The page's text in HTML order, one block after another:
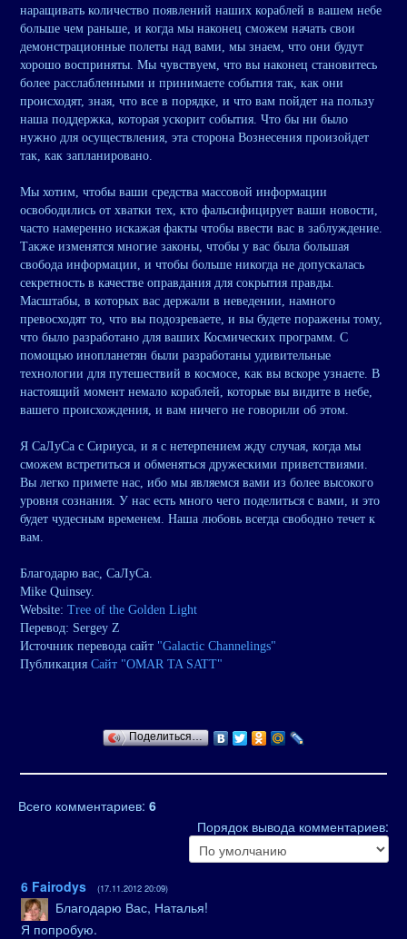
наращивать количество появлений наших кораблей в вашем небе
больше чем раньше, и когда мы наконец сможем начать свои
демонстрационные полеты над вами, мы знаем, что они будут
хорошо восприняты. Мы чувствуем, что вы наконец становитесь
более расслабленными и принимаете события так, как они
происходят, зная, что все в порядке, и что вам пойдет на пользу
наша поддержка, которая ускорит события. Что бы ни было
нужно для осуществления, эта сторона Вознесения произойдет
так, как запланировано.
Мы хотим, чтобы ваши средства массовой информации
освободились от хватки тех, кто фальсифицирует ваши новости,
часто намеренно искажая факты чтобы ввести вас в заблуждение.
Также изменятся многие законы, чтобы у вас была большая
свобода информации, и чтобы больше никогда не допускалась
секретность в качестве оправдания для сокрытия правды.
Масштабы, в которых вас держали в неведении, намного
превосходят то, что вы подозреваете, и вы будете поражены тому,
что было разработано для ваших Космических программ. С
помощью инопланетян были разработаны удивительные
технологии для путешествий в космосе, как вы вскоре узнаете. В
настоящий момент немало кораблей, которые вы видите в небе,
вашего происхождения, и вам ничего не говорили об этом.
Я СаЛуСа с Сириуса, и я с нетерпением жду случая, когда мы
сможем встретиться и обменяться дружескими приветствиями.
Вы легко примете нас, ибо мы являемся вами из более высокого
уровня сознания. У нас есть много чего поделиться с вами, и это
будет чудесным временем. Наша любовь всегда свободно течет к
вам.
Благодарю вас, СаЛуСа.
Mike Quinsey.
Website: Tree of the Golden Light
Перевод: Sergey Z
Источник перевода сайт "Galactic Channelings"
Публикация Сайт "OMAR TA SATT"
Поделиться…
Всего комментариев: 6
Порядок вывода комментариев:
6 Fairodys (17.11.2012 20:09)
Благодарю Вас, Наталья!
Я попробую.